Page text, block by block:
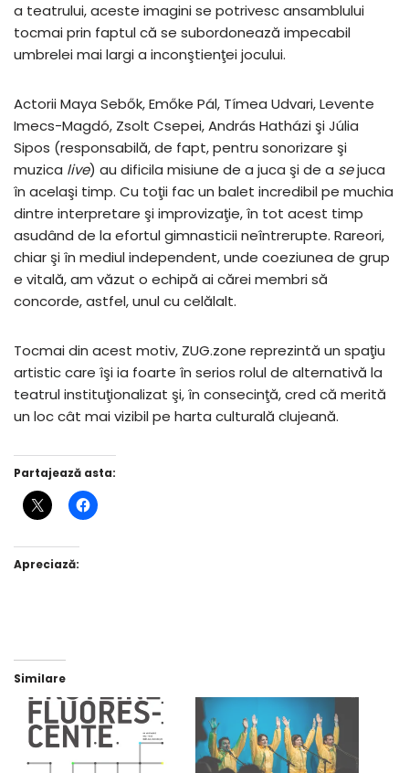
a teatrului, aceste imagini se potrivesc ansamblului
tocmai prin faptul că se subordonează impecabil
umbrelei mai largi a inconştienţei jocului.
Actorii Maya Sebők, Emőke Pál, Tímea Udvari, Levente
Imecs-Magdó, Zsolt Csepei, András Hatházi şi Júlia
Sipos (responsabilă, de fapt, pentru sonorizare şi
muzica live) au dificila misiune de a juca şi de a sejuca
în acelaşi timp. Cu toţii fac un balet incredibil pe muchia
dintre interpretare şi improvizaţie, în tot acest timp
asudând de la efortul gimnasticii neîntrerupte. Rareori,
chiar şi în mediul independent, unde coeziunea de grup
e vitală, am văzut o echipă ai cărei membri să
concorde, astfel, unul cu celălalt.
Tocmai din acest motiv, ZUG.zone reprezintă un spaţiu
artistic care îşi ia foarte în serios rolul de alternativă la
teatrul instituţionalizat şi, în consecinţă, cred că merită
un loc cât mai vizibil pe harta culturală clujeană.
Partajează asta:
Apreciază:
Similare